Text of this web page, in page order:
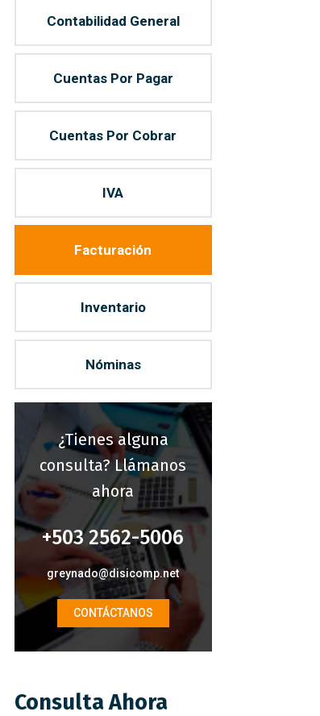
Contabilidad General
Cuentas Por Pagar
Cuentas Por Cobrar
IVA
Facturación
Inventario
Nóminas
¿Tienes alguna
consulta? Llámanos
ahora
+503 2562-5006
greynado@disicomp.net
CONTÁCTANOS
Consulta Ahora